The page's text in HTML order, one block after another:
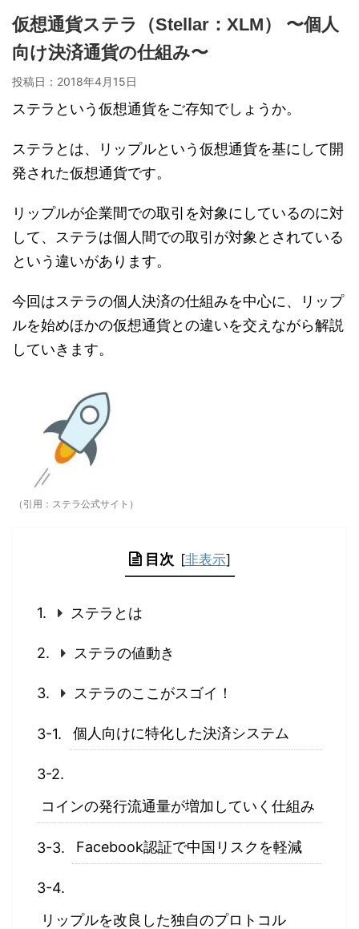
仮想通貨ステラ（Stellar：XLM） 〜個人
向け決済通貨の仕組み〜
投稿日： 2018年4月15日
ステラという仮想通貨をご存知でしょうか。
ステラとは、リップルという仮想通貨を基にして開
発された仮想通貨です。
リップルが企業間での取引を対象にしているのに対
して、ステラは個人間での取引が対象とされている
という違いがあります。
今回はステラの個人決済の仕組みを中心に、リップ
ルを始めほかの仮想通貨との違いを交えながら解説
していきます。
（引用：ステラ公式サイト）
目次 [非表示]
ステラとは
ステラの値動き
ステラのここがスゴイ！
個人向けに特化した決済システム
コインの発行流通量が増加していく仕組み
Facebook認証で中国リスクを軽減
リップルを改良した独自のプロトコル